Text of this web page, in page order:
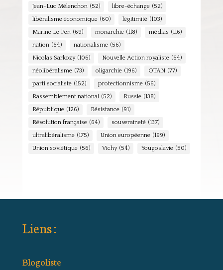
Jean-Luc Mélenchon (52) libre-échange (52)
libéralisme économique (60) légitimité (103)
Marine Le Pen (69) monarchie (118) médias (116)
nation (64) nationalisme (56)
Nicolas Sarkozy (106) Nouvelle Action royaliste (64)
néolibéralisme (73) oligarchie (196) OTAN (77)
parti socialiste (152) protectionnisme (56)
Rassemblement national (52) Russie (138)
République (126) Résistance (91)
Révolution française (64) souveraineté (137)
ultralibéralisme (175) Union européenne (199)
Union soviétique (56) Vichy (54) Yougoslavie (50)
Liens :
Blogoliste